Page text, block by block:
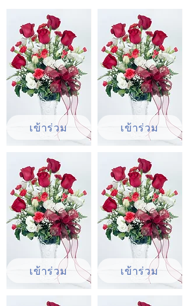
กุหลาบ ช่อดอกทานตะวัน โดยเฉพาะช่วง
เทศกาลสำคัญ เช่น วันวาเลนไทน์ ช่อดอกไม้
สดจะเป็นตัวเลือกอันดับ 1 ในการสั่งซื้อ
เข้าร่วม
เข้าร่วม
เข้าร่วม
เข้าร่วม